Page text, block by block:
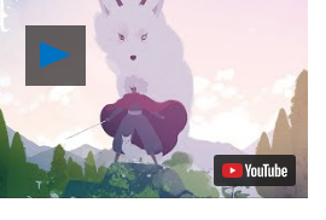
Play
Video